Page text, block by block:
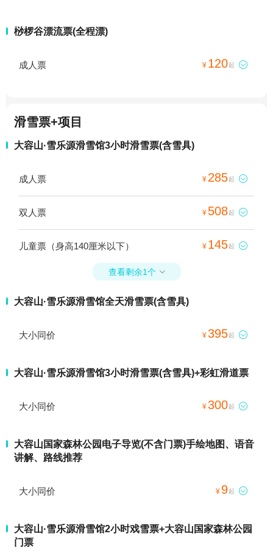
桫椤谷漂流票(全程漂)
成人票 ¥ 120起 
滑雪票+项目
大容山·雪乐源滑雪馆3小时滑雪票(含雪具)
成人票 ¥ 285起 
双人票 ¥ 508起 
儿童票（身高140厘米以下） ¥ 145起 
查看剩余1个 
大容山·雪乐源滑雪馆全天滑雪票(含雪具)
大小同价 ¥395起 
大容山·雪乐源滑雪馆3小时滑雪票(含雪具)+彩虹滑道票
大小同价 ¥300起 
大容山国家森林公园电子导览(不含门票)手绘地图、语音
讲解、路线推荐
大小同价 ¥ 9起 
大容山·雪乐源滑雪馆2小时戏雪票+大容山国家森林公园
门票